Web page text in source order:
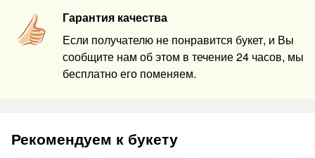
Гарантия качества
Если получателю не понравится букет, и Вы
сообщите нам об этом в течение 24 часов, мы
бесплатно его поменяем.
Рекомендуем к букету